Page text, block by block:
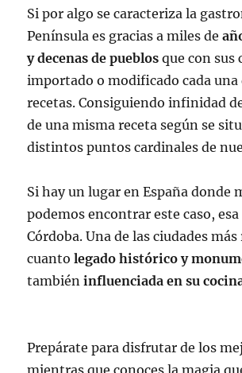
Si por algo se caracteriza la
Península es gracias a miles de
y decenas de pueblos que con sus
importado o modificado cada una
recetas. Consiguiendo infinidad
de una misma receta según se
distintos puntos cardinales de
Si hay un lugar en España donde
podemos encontrar este caso, esa
Córdoba. Una de las ciudades más
cuanto legado histórico y
tambiéninfluenciada en su
Prepárate para disfrutar de los
mientras que conoces la magia